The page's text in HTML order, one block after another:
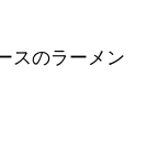
スのラーメン